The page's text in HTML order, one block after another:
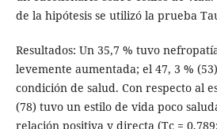
de la hipótesis se utilizó la prueba
Resultados: Un 35,7 % tuvo
levemente aumentada; el 47, 3 %
condición de salud. Con respecto al
(78) tuvo un estilo de vida poco
relación positiva y directa (Tc =